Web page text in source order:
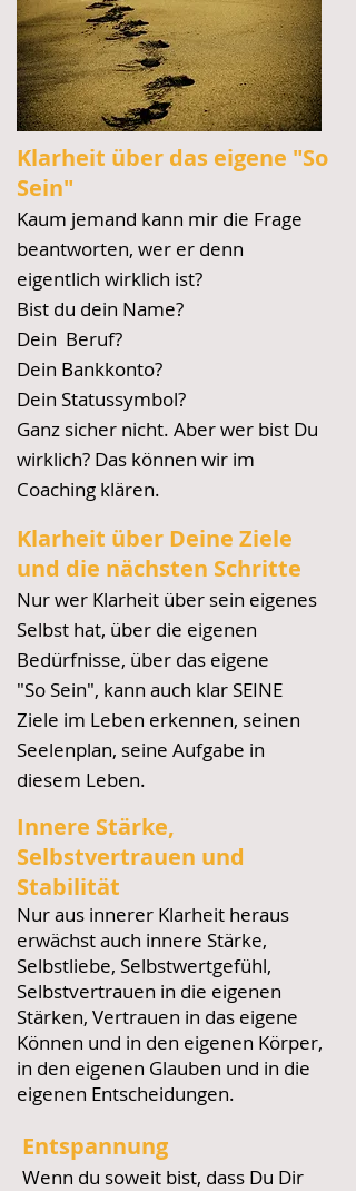
Klarheit über das eigene "So
Sein"
Kaum jemand kann mir die Frage
beantworten, wer er denn
eigentlich wirklich ist?
Bist du dein Name?
Dein Beruf?
Dein Bankkonto?
Dein Statussymbol?
Ganz sicher nicht. Aber wer bist Du
wirklich? Das können wir im
Coaching klären.
Klarheit über Deine Ziele
und die nächsten Schritte
Nur wer Klarheit über sein eigenes
Selbst hat, über die eigenen
Bedürfnisse, über das eigene
"So Sein", kann auch klar SEINE
Ziele im Leben erkennen, seinen
Seelenplan, seine Aufgabe in
diesem Leben.
Innere Stärke,
Selbstvertrauen und
Stabilität
Nur aus innerer Klarheit heraus
erwächst auch innere Stärke,
Selbstliebe, Selbstwertgefühl,
Selbstvertrauen in die eigenen
Stärken, Vertrauen in das eigene
Können und in den eigenen Körper,
in den eigenen Glauben und in die
eigenen Entscheidungen.
Entspannung
Wenn du soweit bist, dass Du Dir